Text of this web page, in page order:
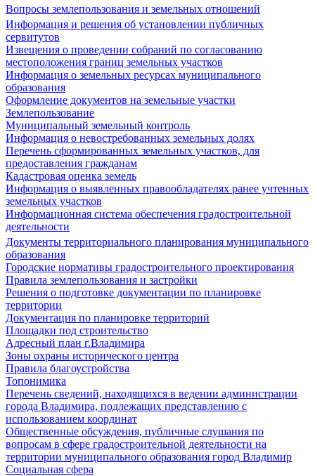
Вопросы землепользования и земельных отношений
Информация и решения об установлении публичных
сервитутов
Извещения о проведении собраний по согласованию
местоположения границ земельных участков
Информация о земельных ресурсах муниципального
образования
Оформление документов на земельные участки
Землепользование
Муниципальный земельный контроль
Информация о невостребованных земельных долях
Перечень сформированных земельных участков, для
предоставления гражданам
Кадастровая оценка земель
Информация о выявленных правообладателях ранее учтенных
земельных участков
Информационная система обеспечения градостроительной
деятельности
Документы территориального планирования муниципального
образования
Городские нормативы градостроительного проектирования
Правила землепользования и застройки
Решения о подготовке документации по планировке
территории
Документация по планировке территорий
Площадки под строительство
Адресный план г.Владимира
Зоны охраны исторического центра
Правила благоустройства
Топонимика
Перечень сведений, находящихся в ведении администрации
города Владимира, подлежащих представлению с
использованием координат
Общественные обсуждения, публичные слушания по
вопросам в сфере градостроительной деятельности на
территории муниципального образования город Владимир
Социальная сфера